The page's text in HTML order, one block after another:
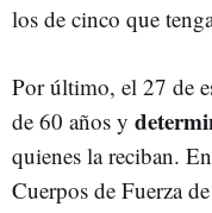
los de cinco que
Por último, el 27 de
de 60 años y
quienes la reciban.
Cuerpos de Fuerza